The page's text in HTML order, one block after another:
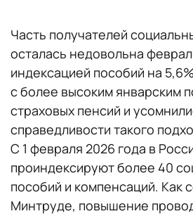
Часть получателей
осталась недовольна
индексацией пособий на
с более высоким январским
страховых пенсий и
справедливости такого
С 1 февраля 2026 года в
проиндексируют более 40
пособий и компенсаций. Как
Минтруде, повышение